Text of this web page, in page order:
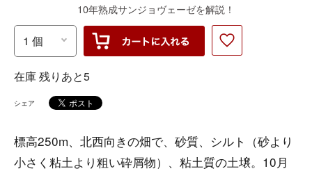
10年熟成サンジョヴェーゼを解説！
在庫 残りあと5
シェア
標高250m、北西向きの畑で、砂質、シルト（砂より
小さく粘土より粗い砕屑物）、粘土質の土壌。10月